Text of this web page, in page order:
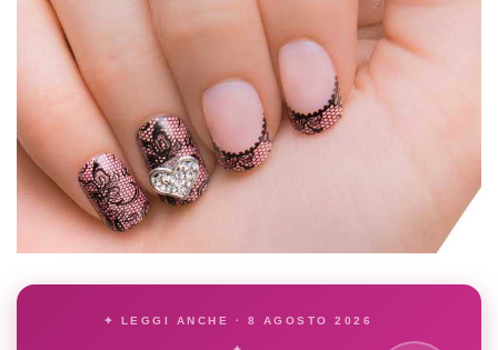
✦ LEGGI ANCHE · 8 AGOSTO 2026